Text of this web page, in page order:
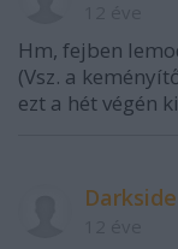
Hm, fejben
(Vsz. a
ezt a hét végén
Darkside